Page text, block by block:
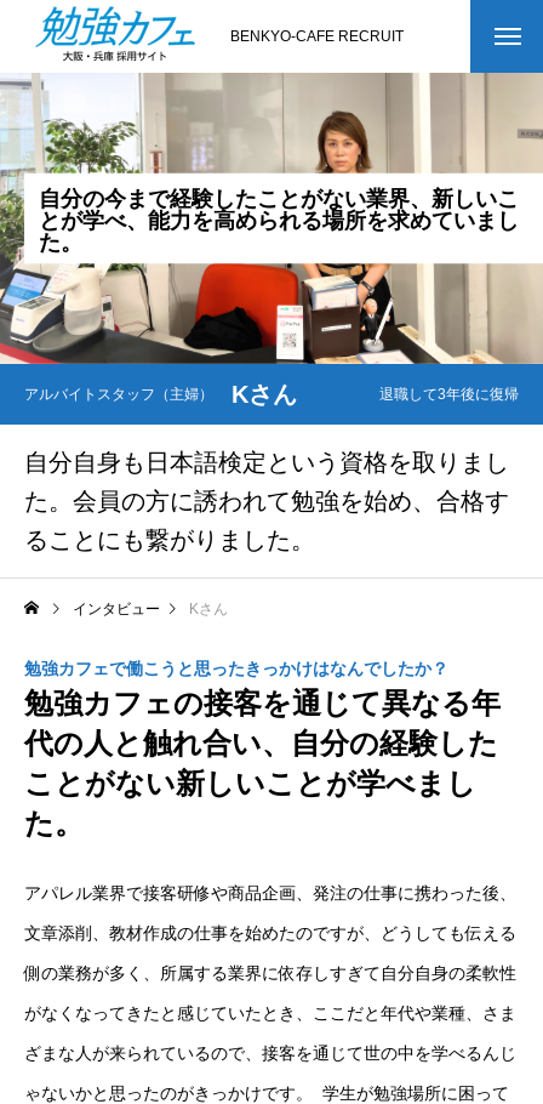
BENKYO-CAFE RECRUIT
自分の今ま で経験 したこ と がない業界、 新 しいこ
と が学べ、 能力を高められる場所を求めていま し
た。
アルバイトスタッフ（主婦） Kさん 退職して3年後に復帰
自分自身も日本語検定という資格を取りまし
た。会員の方に誘われて勉強を始め、合格す
ることにも繋がりました。
インタビュー Kさん
勉強カフェで働こうと思ったきっかけはなんでしたか？
勉強カフェの接客を通じて異なる年
代の人と触れ合い、自分の経験した
ことがない新しいことが学べまし
た。
アパレル業界で接客研修や商品企画、発注の仕事に携わった後、
文章添削、教材作成の仕事を始めたのですが、どうしても伝える
側の業務が多く、所属する業界に依存しすぎて自分自身の柔軟性
がなくなってきたと感じていたとき、ここだと年代や業種、さま
ざまな人が来られているので、接客を通じて世の中を学べるんじ
ゃないかと思ったのがきっかけです。 学生が勉強場所に困って